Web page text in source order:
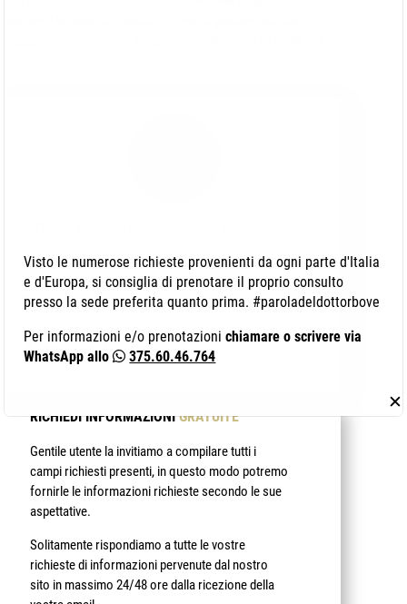
Sono il Dr. Pierfrancesco Bove, laureato in Medicina e
Chirurgia ed abilitato alla professione medica presso la
Seconda Università degli Studi di Napoli con il massimo
RICHIEDI INFORMAZIONIGRATUITE
Gentile utente la invitiamo a compilare tutti i
campi richiesti presenti, in questo modo potremo
fornirle le informazioni richieste secondo le sue
aspettative.
Solitamente rispondiamo a tutte le vostre
richieste di informazioni pervenute dal nostro
sito in massimo 24/48 ore dalla ricezione della
✕
Visto le numerose richieste provenienti da ogni parte d'Italia
e d'Europa, si consiglia di prenotare il proprio consulto
presso la sede preferita quanto prima. #paroladeldottorbove
Per informazioni e/o prenotazionichiamare o scrivere via
WhatsApp allo
375.60.46.764